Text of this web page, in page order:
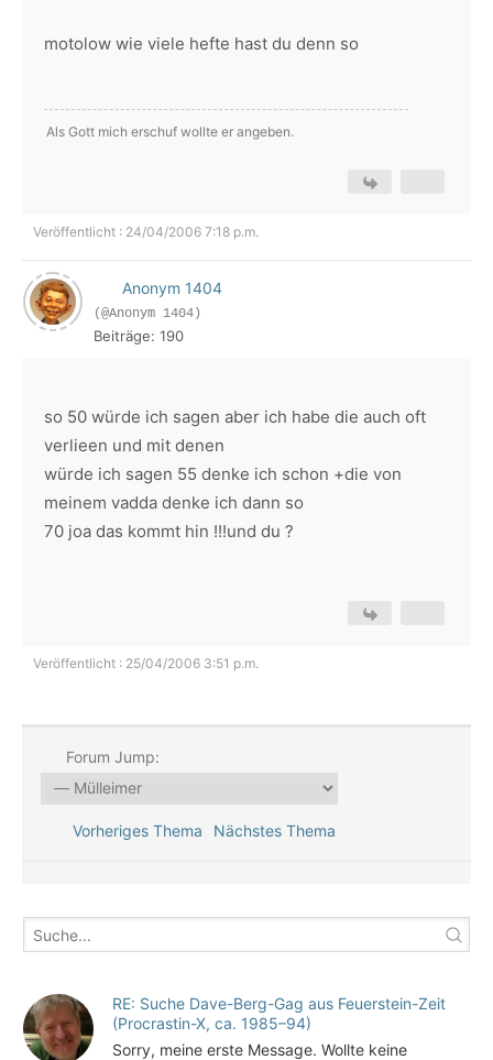
motolow wie viele hefte hast du denn so
Als Gott mich erschuf wollte er angeben.
Veröffentlicht : 24/04/2006 7:18 p.m.
Anonym 1404
(@Anonym 1404)
Beiträge: 190
so 50 würde ich sagen aber ich habe die auch oft
verlieen und mit denen
würde ich sagen 55 denke ich schon +die von
meinem vadda denke ich dann so
70 joa das kommt hin !!!und du ?
Veröffentlicht : 25/04/2006 3:51 p.m.
Forum Jump:
Vorheriges Thema Nächstes Thema
RE: Suche Dave-Berg-Gag aus Feuerstein-Zeit
(Procrastin-X, ca. 1985–94)
Sorry, meine erste Message. Wollte keine